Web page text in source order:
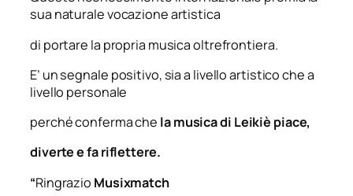
sua naturale vocazione artistica
di portare la propria musica oltrefrontiera.
E’ un segnale positivo, sia a livello artistico che a
livello personale
perché conferma che la musica di Leikiè piace,
diverte e fa riflettere.
“Ringrazio Musixmatch